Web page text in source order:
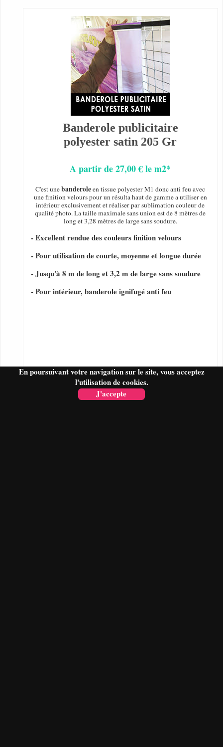
En poursuivant votre navigation sur le site, vous acceptez
l'utilisation de cookies.
J'accepte
Banderole publicitaire
polyester satin 205 Gr
A partir de 27,00 € le m2*
C'est unebanderoleen tissue polyester M1 donc anti feu avec
une finition velours pour un résulta haut de gamme a utiliser en
intérieur exclusivement et réaliser par sublimation couleur de
qualité photo. La taille maximale sans union est de 8 mètres de
long et 3,28 mètres de large sans soudure.
- Excellent rendue des couleurs finition velours
- Pour utilisation de courte, moyenne et longue durée
- Jusqu'à 8 m de long et 3,2 m de large sans soudure
- Pour intérieur, banderole ignifugé anti feu